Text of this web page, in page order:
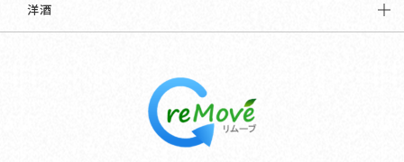
洋酒